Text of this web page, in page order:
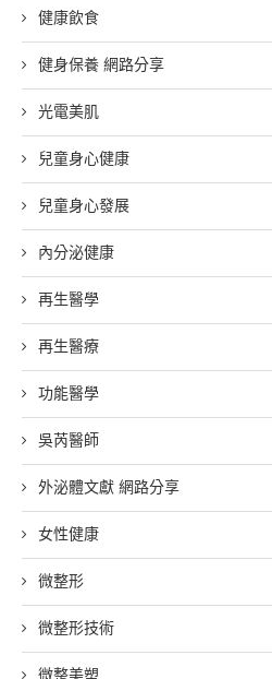
健康飲食
健身保養 網路分享
光電美肌
兒童身心健康
兒童身心發展
內分泌健康
再生醫學
再生醫療
功能醫學
吳芮醫師
外泌體文獻 網路分享
女性健康
微整形
微整形技術
微整美塑